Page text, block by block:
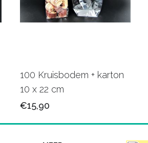
100 Kruisbodem + karton
10 x 22 cm
€15,90